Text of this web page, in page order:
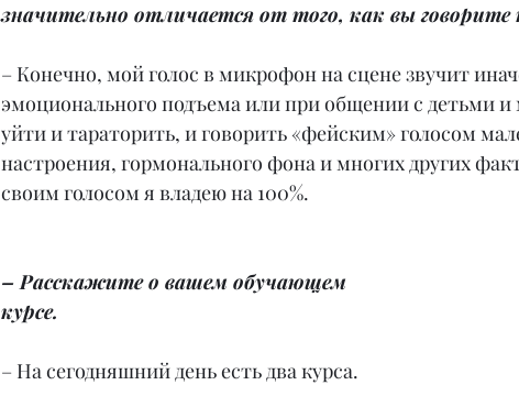
значительно отличается от того, как вы говорите
– Конечно, мой голос в микрофон на сцене звучит
эмоционального подъема или при общении с детьми и
уйти и тараторить, и говорить «фейским» голосом
настроения, гормонального фона и многих других
своим голосом я владею на 100%.
– Расскажите о вашем обучающем
курсе.
– На сегодняшний день есть два курса.